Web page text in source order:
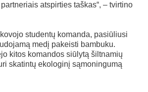
atspirties taškas“, – tvirtino
studentų komanda, pasiūliusi
medį pakeisti bambuku.
kitos komandos siūlytą šiltnamių
skatintų ekologinį sąmoningumą